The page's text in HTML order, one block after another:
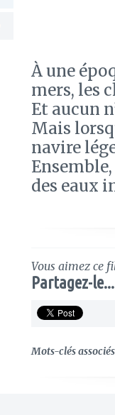
À une
mers, les
Et aucun
Mais
navire
des eaux
Vous aimez ce
Partagez-le...
Mots-clés